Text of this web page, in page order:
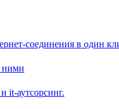
соединения в один
ними
it-аутсорсинг.